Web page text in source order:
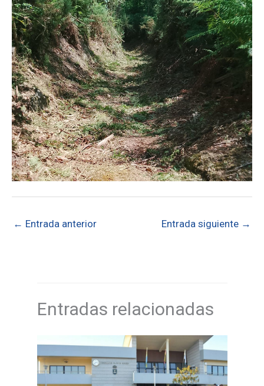
← Entrada anterior Entrada siguiente →
Entradas relacionadas